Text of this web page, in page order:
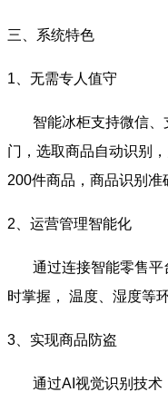
三、系统特色
1、无需专人值守
智能冰柜支持微信、
门，选取商品自动识别
200件商品，商品识别准
2、运营管理智能化
通过连接智能零售平
时掌握， 温度、湿度等
3、实现商品防盗
通过AI视觉识别技术